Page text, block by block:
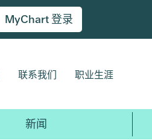
MyChart 登录
联系我们 职业生涯
新闻